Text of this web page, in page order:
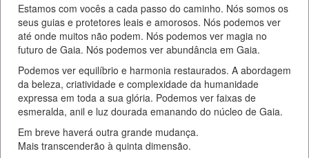
Estamos com vocês a cada passo do caminho. Nós somos os
seus guias e protetores leais e amorosos. Nós podemos ver
até onde muitos não podem. Nós podemos ver magia no
futuro de Gaia. Nós podemos ver abundância em Gaia.
Podemos ver equilíbrio e harmonia restaurados. A abordagem
da beleza, criatividade e complexidade da humanidade
expressa em toda a sua glória. Podemos ver faixas de
esmeralda, anil e luz dourada emanando do núcleo de Gaia.
Em breve haverá outra grande mudança.
Mais transcenderão à quinta dimensão.